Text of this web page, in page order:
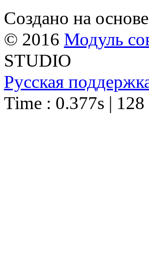
Создано на основе
© 2016 Модуль
STUDIO
Русская
Time : 0.377s |